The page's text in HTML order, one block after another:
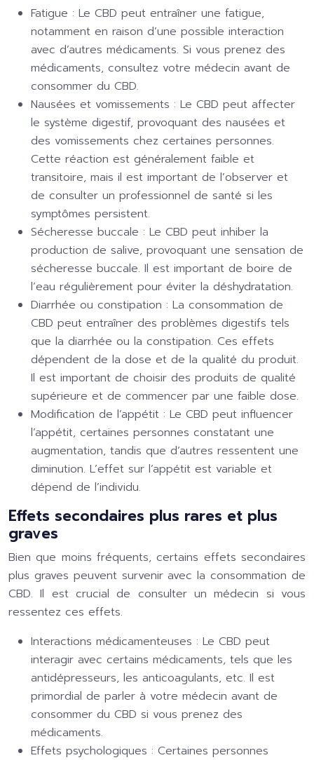
Fatigue : Le CBD peut entraîner une fatigue,
notamment en raison d’une possible interaction
avec d’autres médicaments. Si vous prenez des
médicaments, consultez votre médecin avant de
consommer du CBD.
Nausées et vomissements : Le CBD peut affecter
le système digestif, provoquant des nausées et
des vomissements chez certaines personnes.
Cette réaction est généralement faible et
transitoire, mais il est important de l’observer et
de consulter un professionnel de santé si les
symptômes persistent.
Sécheresse buccale : Le CBD peut inhiber la
production de salive, provoquant une sensation de
sécheresse buccale. Il est important de boire de
l’eau régulièrement pour éviter la déshydratation.
Diarrhée ou constipation : La consommation de
CBD peut entraîner des problèmes digestifs tels
que la diarrhée ou la constipation. Ces effets
dépendent de la dose et de la qualité du produit.
Il est important de choisir des produits de qualité
supérieure et de commencer par une faible dose.
Modification de l’appétit : Le CBD peut influencer
l’appétit, certaines personnes constatant une
augmentation, tandis que d’autres ressentent une
diminution. L’effet sur l’appétit est variable et
dépend de l’individu.
Effets secondaires plus rares et plus
graves
Bien que moins fréquents, certains effets secondaires
plus graves peuvent survenir avec la consommation de
CBD. Il est crucial de consulter un médecin si vous
ressentez ces effets.
Interactions médicamenteuses : Le CBD peut
interagir avec certains médicaments, tels que les
antidépresseurs, les anticoagulants, etc. Il est
primordial de parler à votre médecin avant de
consommer du CBD si vous prenez des
médicaments.
Effets psychologiques : Certaines personnes